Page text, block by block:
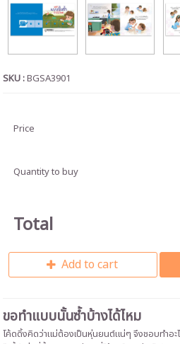
SKU :BGSA3901
Price
Quantity to buy
Total
Add to cart
ขอทำแบบนั้นซ้ำบ้างได้ไหม
โค้ดดิ้งคิดว่าแม่ต้องเป็นหุ่นยนต์แน่ๆ จึงชอบทำอ